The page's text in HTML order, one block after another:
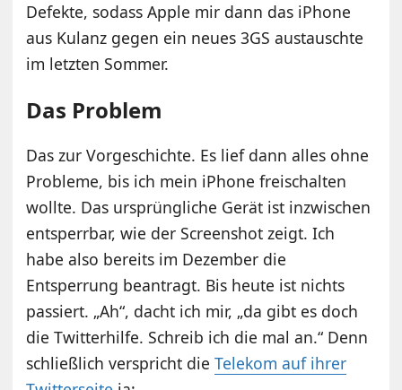
Defekte, sodass Apple mir dann das iPhone
aus Kulanz gegen ein neues 3GS austauschte
im letzten Sommer.
Das Problem
Das zur Vorgeschichte. Es lief dann alles ohne
Probleme, bis ich mein iPhone freischalten
wollte. Das ursprüngliche Gerät ist inzwischen
entsperrbar, wie der Screenshot zeigt. Ich
habe also bereits im Dezember die
Entsperrung beantragt. Bis heute ist nichts
passiert. „Ah“, dacht ich mir, „da gibt es doch
die Twitterhilfe. Schreib ich die mal an.“ Denn
schließlich verspricht dieTelekom auf ihrer